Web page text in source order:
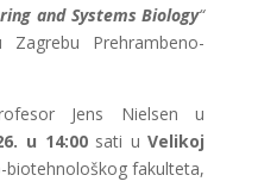
and Systems Biology“
Prehrambeno-
Jens Nielsen u
u 14:00 sati u Velikoj
biotehnološkog fakulteta,